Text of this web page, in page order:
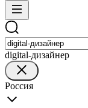
digital-дизайнер
Россия